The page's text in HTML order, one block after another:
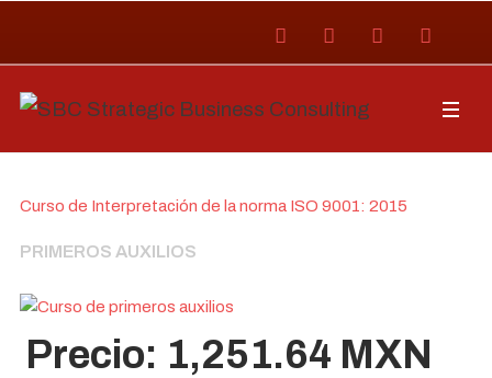
Curso de Interpretación de la norma ISO 9001: 2015
PRIMEROS AUXILIOS
Precio: 1,251.64 MXN